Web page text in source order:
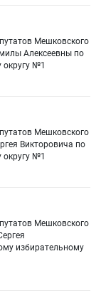
Мешковского
Алексеевны по
№1
Мешковского
Викторовича по
№1
Мешковского
избирательному